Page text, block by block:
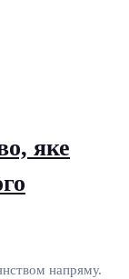
яке
напряму.